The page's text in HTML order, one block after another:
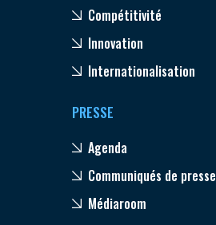
Compétitivité
Innovation
Internationalisation
PRESSE
Agenda
Communiqués de presse
Médiaroom